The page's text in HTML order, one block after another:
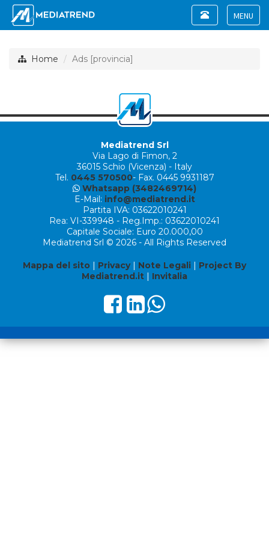
Toggle
Toggle
navigation
Home Ads [provincia]
Mediatrend Srl
Via Lago di Fimon, 2
36015 Schio (Vicenza) - Italy
Tel. 0445 570500- Fax. 0445 9931187
Whatsapp (3482469714)
E-Mail: info@mediatrend.it
Partita IVA: 03622010241
Rea: VI-339948 - Reg.Imp.: 03622010241
Capitale Sociale: Euro 20.000,00
Mediatrend Srl © 2026 - All Rights Reserved
Mappa del sito | Privacy| Note Legali | Project By
Mediatrend.it | Invitalia